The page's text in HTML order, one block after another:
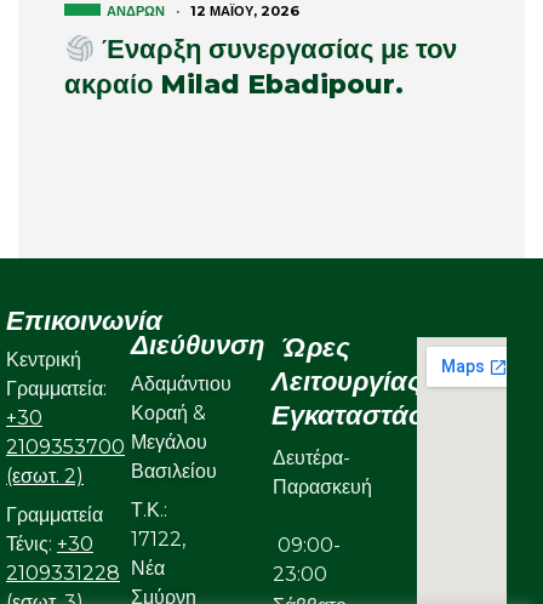
ΑΝΔΡΏΝ · 12 ΜΑΪ́ΟΥ, 2026
Έναρξη συνεργασίας με τον
ακραίο Milad Ebadipour.
Επικοινωνία
Κεντρική
Γραμματεία:
+30
2109353700
(εσωτ. 2)
Γραμματεία
Τένις: +30
2109331228
Διεύθυνση
Αδαμάντιου
Κοραή &
Μεγάλου
Βασιλείου
Τ.Κ.:
17122,
Νέα
Σμύρνη
Ώρες
Λειτουργίας
Εγκαταστάσεων
Δευτέρα-
Παρασκευή
09:00-
23:00